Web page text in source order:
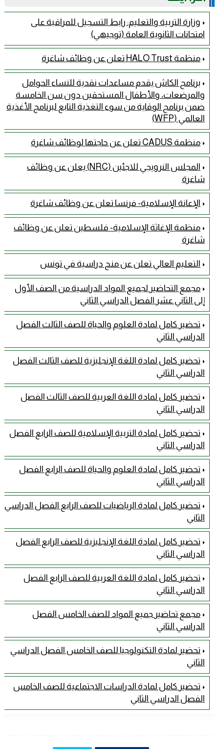
وزارة التربية والتعليم: رابط التسجيل للمراقبة على
امتحانات الثانوية العامة (توجيهي)
منظمة HALO Trust تعلن عن وظائف شاغرة
برنامج الكاش يقدم مساعدات نقدية للنساء الحوامل
والمرضعات، والأطفال المستحقين دون سن الخامسة
ضمن برنامج الوقاية من سوء التغذية التابع لبرنامج الأغذية
العالمي (WFP)
منظمة CADUS تعلن عن حاجتها لوظائف شاغرة
المجلس النرويجي للاجئين (NRC) يعلن عن وظائف
شاغرة
الإعانة الإسلامية- فرنسا تعلن عن وظائف شاغرة
منظمة الإغاثة الإسلامية- فلسطين تعلن عن وظائف
شاغرة
التعليم العالي تعلن عن منح دراسية في تونس
مجمع التحاضير لجميع المواد الدراسية من الصف الأول
إلى الثاني عشر الفصل الدراسي الثاني
تحضير كامل لمادة العلوم والحياة للصف الثالث الفصل
الدراسي الثاني
تحضير كامل لمادة اللغة الإنجليزية للصف الثالث الفصل
الدراسي الثاني
تحضير كامل لمادة اللغة العربية للصف الثالث الفصل
الدراسي الثاني
تحضير كامل لمادة التربية الإسلامية للصف الرابع الفصل
الدراسي الثاني
تحضير كامل لمادة العلوم والحياة للصف الرابع الفصل
الدراسي الثاني
تحضير كامل لمادة الرياضيات للصف الرابع الفصل الدراسي
الثاني
تحضير كامل لمادة اللغة الإنجليزية للصف الرابع الفصل
الدراسي الثاني
تحضير كامل لمادة اللغة العربية للصف الرابع الفصل
الدراسي الثاني
مجمع تحاضير جميع المواد للصف الخامس الفصل
الدراسي الثاني
تحضير لمادة التكنولوجيا للصف الخامس الفصل الدراسي
الثاني
تحضير كامل لمادة الدراسات الاجتماعية للصف الخامس
الفصل الدراسي الثاني